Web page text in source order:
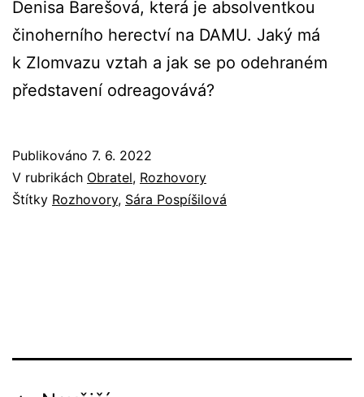
Denisa Barešová, která je absolventkou
činoherního herectví na DAMU. Jaký má
k Zlomvazu vztah a jak se po odehraném
představení odreagovává?
Publikováno 7. 6. 2022
V rubrikách Obratel, Rozhovory
Štítky Rozhovory, Sára Pospíšilová